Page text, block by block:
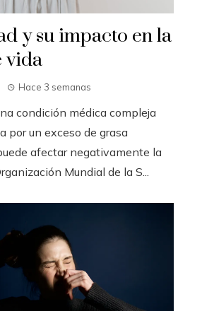
y su impacto en la
vida
Hace 3 semanas
condición médica compleja
por un exceso de grasa
afectar negativamente la
Mundial de la S...